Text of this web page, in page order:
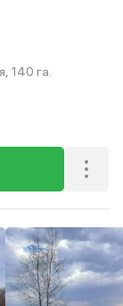
140 га.